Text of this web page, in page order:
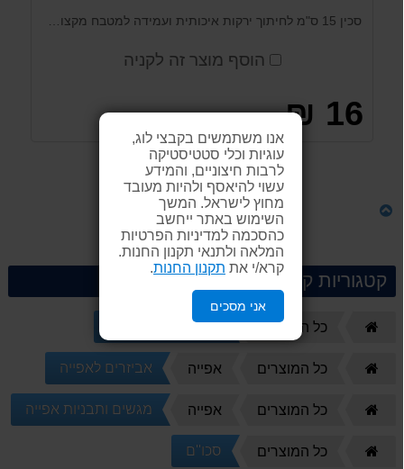
אנו משתמשים בקבצי לוג,
עוגיות וכלי סטטיסטיקה
לרבות חיצוניים, והמידע
עשוי להיאסף ולהיות מעובד
מחוץ לישראל. המשך
השימוש באתר ייחשב
כהסכמה למדיניות הפרטיות
המלאה ולתנאי תקנון החנות.
קרא/י את תקנון החנות.
אני מסכים
הוסף מוצר זה לקניה
16 ₪
לקנייה
קטגוריות קשורות
כל המוצרים כלים לבית ולמטבח
כל המוצרים אפייה אביזרים לאפייה
כל המוצרים אפייה מגשים ותבניות אפייה
כל המוצרים סכו''ם